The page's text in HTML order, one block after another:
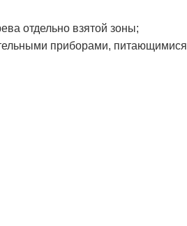
отдельно взятой зоны;
приборами, питающимися